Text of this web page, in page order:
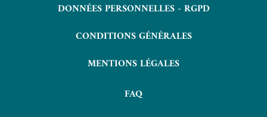
DONNÉES PERSONNELLES - RGPD
CONDITIONS GÉNÉRALES
MENTIONS LÉGALES
FAQ